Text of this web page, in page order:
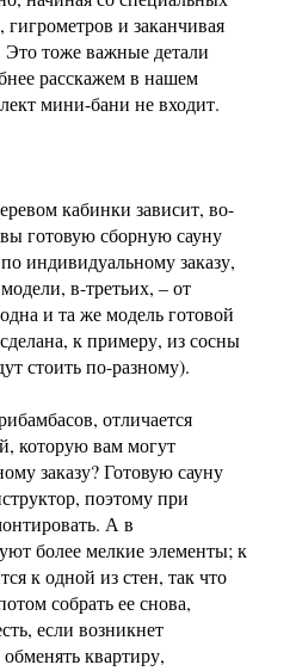
и заканчивая
тоже важные детали
расскажем в нашем
мини-бани не входит.
кабинки зависит, во-
готовую сборную сауну
индивидуальному заказу,
в-третьих, – от
и та же модель готовой
к примеру, из сосны
стоить по-разному).
отличается
которую вам могут
заказу? Готовую сауну
поэтому при
А в
более мелкие элементы; к
к одной из стен, так что
собрать ее снова,
если возникнет
квартиру,